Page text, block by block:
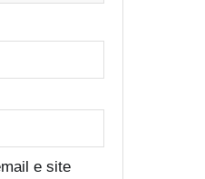
e site